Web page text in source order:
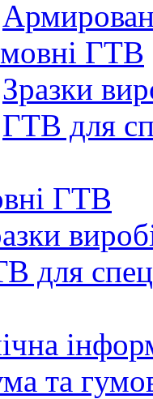
ГТВ
Зразки
ГТВ для
ГТВ
для
та